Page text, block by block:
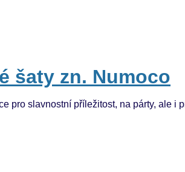
šaty zn. Numoco
pro slavnostní příležitost, na párty, ale i